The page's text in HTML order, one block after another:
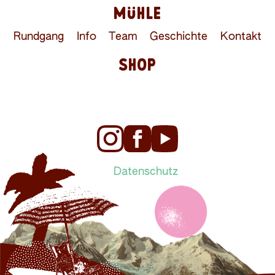
MÜHLE
Rundgang Info Team Geschichte Kontakt
SHOP
Datenschutz